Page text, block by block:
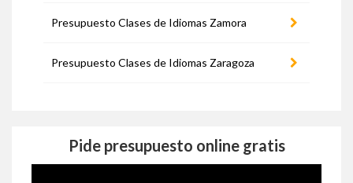
Presupuesto Clases de Idiomas Zamora
Presupuesto Clases de Idiomas Zaragoza
Pide presupuesto online gratis